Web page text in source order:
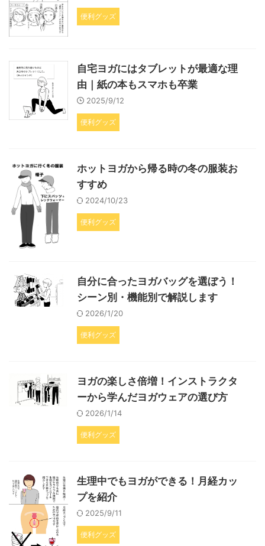
便利グッズ
自宅ヨガにはタブレットが最適な理
由｜紙の本もスマホも卒業
2025/9/12
便利グッズ
ホットヨガから帰る時の冬の服装お
すすめ
2024/10/23
便利グッズ
自分に合ったヨガバッグを選ぼう！
シーン別・機能別で解説します
2026/1/20
便利グッズ
ヨガの楽しさ倍増！インストラクタ
ーから学んだヨガウェアの選び方
2026/1/14
便利グッズ
生理中でもヨガができる！月経カッ
プを紹介
2025/9/11
便利グッズ